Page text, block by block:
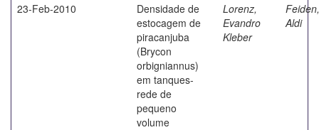
23-Feb-2010
Densidade de
estocagem de
piracanjuba
(Brycon
orbigniannus)
em tanques-
rede de
pequeno
volume
Lorenz,
Evandro
Kleber
Feiden,
Aldi